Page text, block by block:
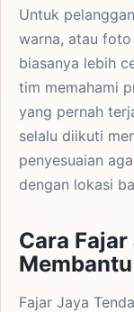
Untuk
warna, atau
biasanya lebih
tim memahami
yang pernah
selalu diikuti
penyesuaian
dengan lokasi
Cara
Fajar Jaya